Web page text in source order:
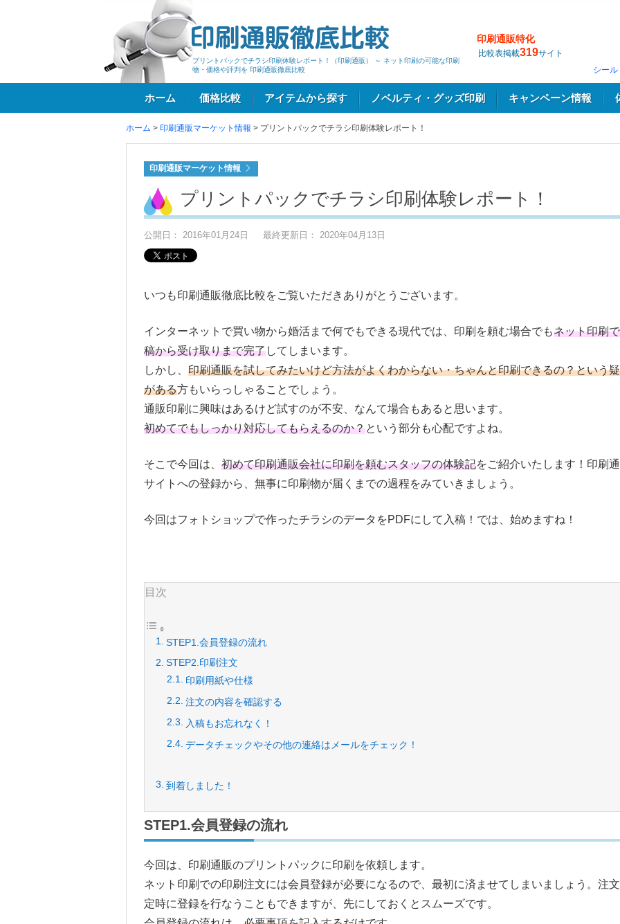
プリントパックでチラシ印刷体験レポート！（印刷通販） ～ ネット印刷の可能な印刷
物・価格や評判を 印刷通販徹底比較
印刷通販特化
比較表掲載319サイト
シー
ホーム 価格比較 アイテムから探す ノベルティ・グッズ印刷 キャンペーン情報
ホーム > 印刷通販マーケット情報 > プリントパックでチラシ印刷体験レポート！
印刷通販マーケット情報
プリントパックでチラシ印刷体験レポート！
公開日： 2016年01月24日 最終更新日： 2020年04月13日
いつも印刷通販徹底比較をご覧いただきありがとうございます。
インターネットで買い物から婚活まで何でもできる現代では、印刷を頼む場合でもネット印刷
稿から受け取りまで完了してしまいます。
しかし、 印刷通販を試してみたいけど方法がよくわからない・ちゃんと印刷できるの？という
がある方もいらっしゃることでしょう。
通販印刷に興味はあるけど試すのが不安、なんて場合もあると思います。
初めてでもしっかり対応してもらえるのか？という部分も心配ですよね。
そこで今回は、 初めて印刷通販会社に印刷を頼むスタッフの体験記をご紹介いたします！印刷
サイトへの登録から、無事に印刷物が届くまでの過程をみていきましょう。
今回はフォトショップで作ったチラシのデータをPDFにして入稿！では、始めますね！
目次
STEP1.会員登録の流れ
STEP2.印刷注文
印刷用紙や仕様
注文の内容を確認する
入稿もお忘れなく！
データチェックやその他の連絡はメールをチェック！
到着しました！
STEP1.会員登録の流れ
今回は、印刷通販のプリントパックに印刷を依頼します。
ネット印刷での印刷注文には会員登録が必要になるので、最初に済ませてしまいましょう。注
定時に登録を行なうこともできますが、先にしておくとスムーズです。